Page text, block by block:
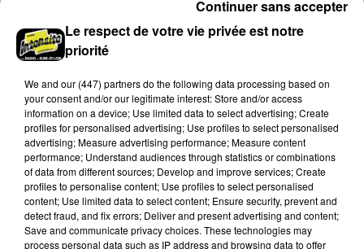
Stars'Terre 2026 : Philippe Palmieri dévoile
les ambitions d'un...
À quelques semaines de la première édition de
Le respect de votre vie privée est notre
priorité
We and our (447) partnersdo the following data processing based on
your consent and/or our legitimate interest: Store and/or access
information on a device; Use limited data to select advertising; Create
profiles for personalised advertising; Use profiles to select personalised
advertising; Measure advertising performance; Measure content
performance; Understand audiences through statistics or combinations
of data from different sources; Develop and improve services; Create
profiles to personalise content; Use profiles to select personalised
content; Use limited data to select content; Ensure security, prevent and
detect fraud, and fix errors; Deliver and present advertising and content;
Save and communicate privacy choices. These technologies may
process personal data such as IP address and browsing data to offer
Continuer sans accepter